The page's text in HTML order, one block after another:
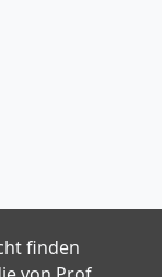
finden